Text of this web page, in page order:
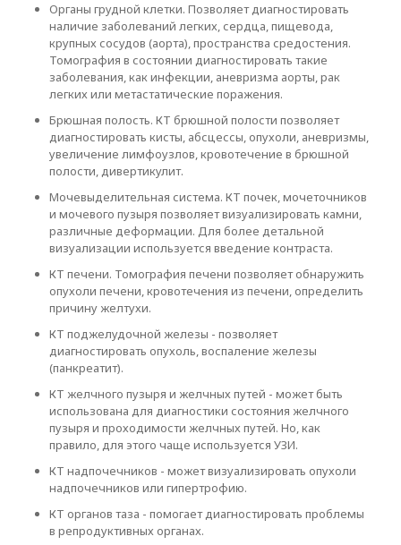
Органы грудной клетки. Позволяет диагностировать
наличие заболеваний легких, сердца, пищевода,
крупных сосудов (аорта), пространства средостения.
Томография в состоянии диагностировать такие
заболевания, как инфекции, аневризма аорты, рак
легких или метастатические поражения.
Брюшная полость. КТ брюшной полости позволяет
диагностировать кисты, абсцессы, опухоли, аневризмы,
увеличение лимфоузлов, кровотечение в брюшной
полости, дивертикулит.
Мочевыделительная система. КТ почек, мочеточников
и мочевого пузыря позволяет визуализировать камни,
различные деформации. Для более детальной
визуализации используется введение контраста.
КТ печени. Томография печени позволяет обнаружить
опухоли печени, кровотечения из печени, определить
причину желтухи.
КТ поджелудочной железы - позволяет
диагностировать опухоль, воспаление железы
(панкреатит).
КТ желчного пузыря и желчных путей - может быть
использована для диагностики состояния желчного
пузыря и проходимости желчных путей. Но, как
правило, для этого чаще используется УЗИ.
КТ надпочечников - может визуализировать опухоли
надпочечников или гипертрофию.
КТ органов таза - помогает диагностировать проблемы
в репродуктивных органах.